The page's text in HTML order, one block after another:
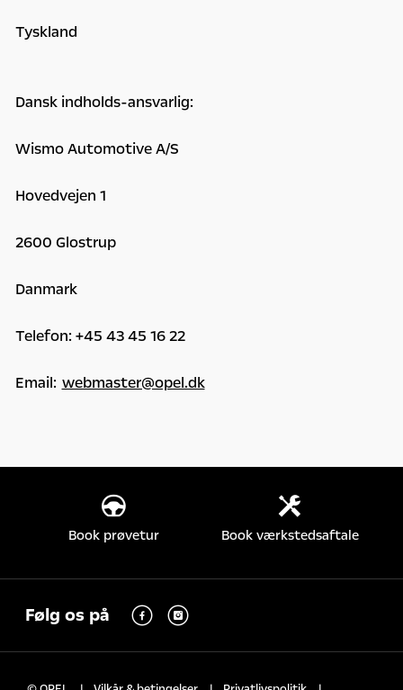
Tyskland
Dansk indholds-ansvarlig:
Wismo Automotive A/S
Hovedvejen 1
2600 Glostrup
Danmark
Telefon: +45 43 45 16 22
Email: webmaster@opel.dk
Book prøvetur Book værkstedsaftale
Følg os på